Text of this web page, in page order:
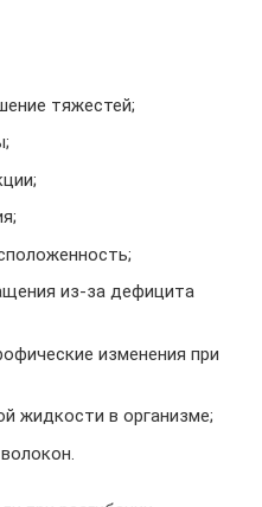
тяжестей;
из-за дефицита
изменения при
жидкости в организме;